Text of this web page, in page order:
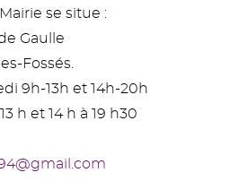
se situe :
Gaulle
Fossés.
9h-13h et 14h-20h
h et 14 h à 19 h30